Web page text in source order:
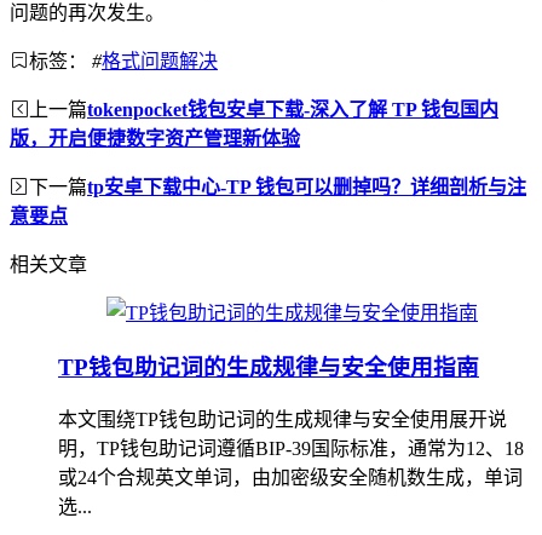
问题的再次发生。
标签： #格式问题解决
上一篇tokenpocket钱包安卓下载-深入了解 TP 钱包国内
版，开启便捷数字资产管理新体验
下一篇tp安卓下载中心-TP 钱包可以删掉吗？详细剖析与注
意要点
相关文章
TP钱包助记词的生成规律与安全使用指南
本文围绕TP钱包助记词的生成规律与安全使用展开说
明，TP钱包助记词遵循BIP-39国际标准，通常为12、18
或24个合规英文单词，由加密级安全随机数生成，单词
选...